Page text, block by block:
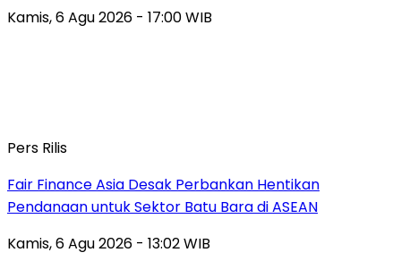
Kamis, 6 Agu 2026 - 17:00 WIB
Pers Rilis
Fair Finance Asia Desak Perbankan Hentikan
Pendanaan untuk Sektor Batu Bara di ASEAN
Kamis, 6 Agu 2026 - 13:02 WIB